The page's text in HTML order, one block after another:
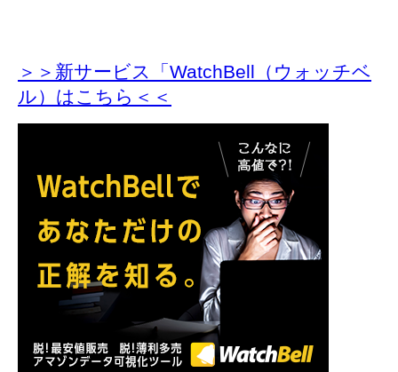
＞＞新サービス「WatchBell（ウォッチベ
ル）はこちら＜＜